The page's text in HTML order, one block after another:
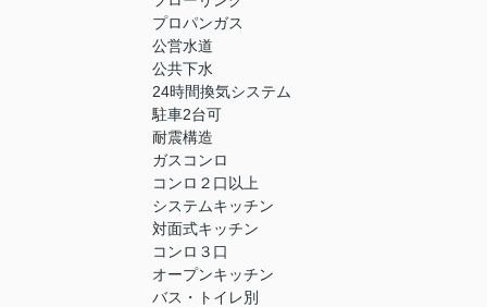
プロパンガス
公営水道
公共下水
24時間換気システム
駐車2台可
耐震構造
ガスコンロ
コンロ２口以上
システムキッチン
対面式キッチン
コンロ３口
オープンキッチン
バス・トイレ別